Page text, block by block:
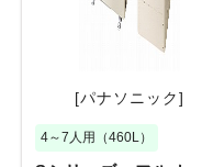
[パナソニック]
4～7人用（460L）